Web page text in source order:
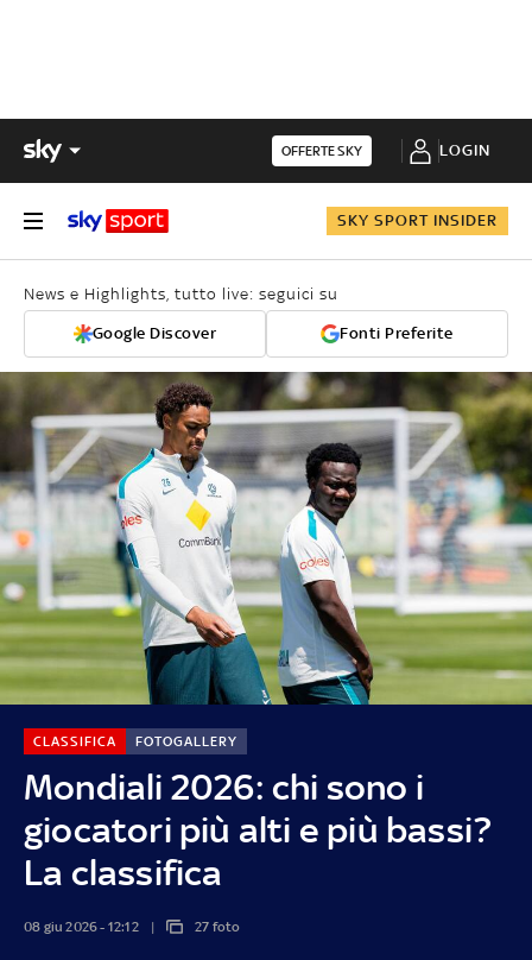
OFFERTE SKY LOGIN
SKY SPORT INSIDER
News e Highlights, tutto live: seguici su
Google Discover Fonti Preferite
Mondiali 2026: chi sono i
giocatori più alti e più bassi?
La classifica
CLASSIFICA FOTOGALLERY
08 giu 2026 - 12:12 27 foto